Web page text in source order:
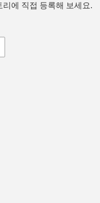
에 직접 등록해 보세요.